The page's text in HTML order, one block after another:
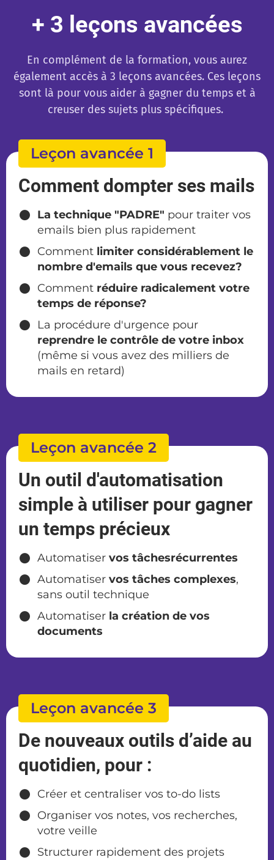
+ 3 leçons avancées
En complément de la formation, vous aurez
également accès à 3 leçons avancées. Ces leçons
sont là pour vous aider à gagner du temps et à
creuser des sujets plus spécifiques.
Leçon avancée 1
Comment dompter ses mails
La technique "PADRE" pour traiter vos
emails bien plus rapidement
Comment limiter considérablement le
nombre d'emails que vous recevez?
Comment réduire radicalement votre
temps de réponse?
​La procédure d'urgence pour
reprendre le contrôle de votre inbox
(même si vous avez des milliers de
mails en retard)
Leçon avancée 2
Un outil d'automatisation
simple à utiliser pour gagner
un temps précieux
Automatiservos tâchesrécurrentes
Automatiservos tâches complexes,
sans outil technique
Automatiser la création de vos
documents
Leçon avancée 3
De nouveaux outils d’aide au
quotidien, pour :
Créer et centraliser vos to-do lists
Organiser vos notes, vos recherches,
votre veille
Structurer rapidement des projets